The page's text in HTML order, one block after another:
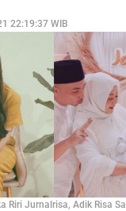
22:19:37 WIB
Riri Jurnalrisa, Adik Risa